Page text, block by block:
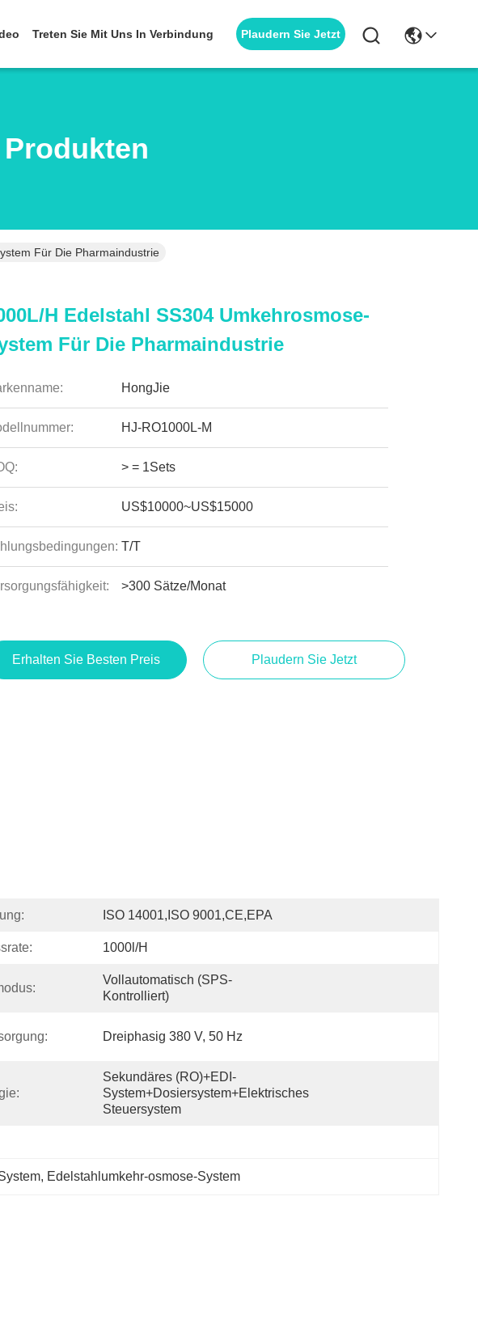
Treten Sie Mit Uns In Verbindung Plaudern Sie Jetzt
Für Die Pharmaindustrie
h Edelstahl SS304 Umkehrosmose-
Für Die Pharmaindustrie
HongJie
HJ-RO1000L-M
> = 1Sets
US$10000~US$15000
T/T
>300 Sätze/Monat
Erhalten Sie Besten Preis Plaudern Sie Jetzt
ISO 14001,ISO 9001,CE,EPA
1000l/h
Vollautomatisch (SPS-
Kontrolliert)
Dreiphasig 380 V, 50 Hz
Sekundäres (RO)+EDI-
System+Dosiersystem+elektrisches
Steuersystem
, Edelstahlumkehr-osmose-System